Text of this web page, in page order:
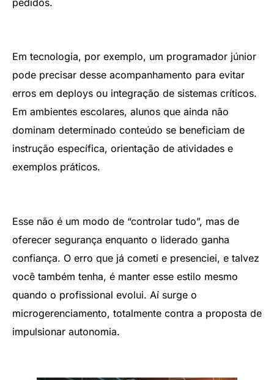
Em tecnologia, por exemplo, um programador júnior
pode precisar desse acompanhamento para evitar
erros em deploys ou integração de sistemas críticos.
Em ambientes escolares, alunos que ainda não
dominam determinado conteúdo se beneficiam de
instrução específica, orientação de atividades e
exemplos práticos.
Esse não é um modo de “controlar tudo”, mas de
oferecer segurança enquanto o liderado ganha
confiança. O erro que já cometi e presenciei, e talvez
você também tenha, é manter esse estilo mesmo
quando o profissional evolui. Aí surge o
microgerenciamento, totalmente contra a proposta de
impulsionar autonomia.